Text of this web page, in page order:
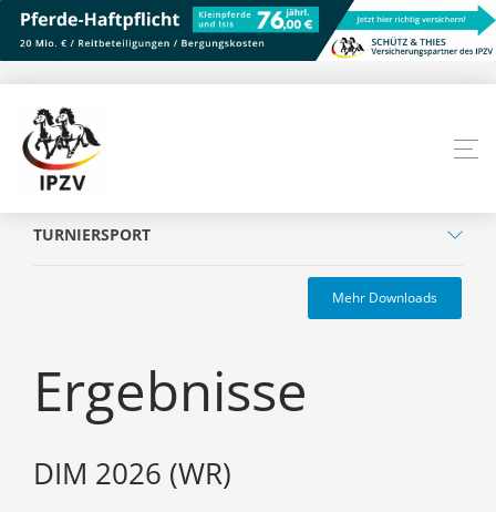
TURNIERSPORT
Mehr Downloads
Ergebnisse
DIM 2026 (WR)